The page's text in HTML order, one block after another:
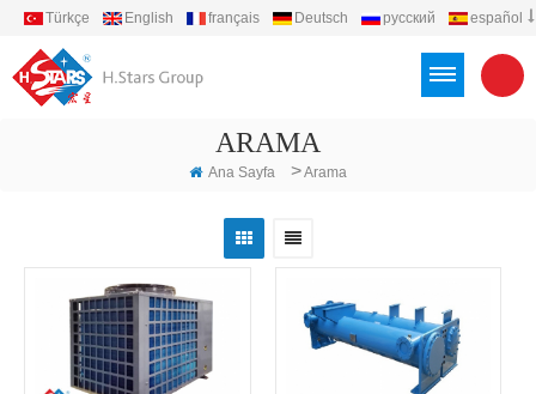
Türkçe English français Deutsch русский
español
ARAMA
Ana Sayfa >Arama